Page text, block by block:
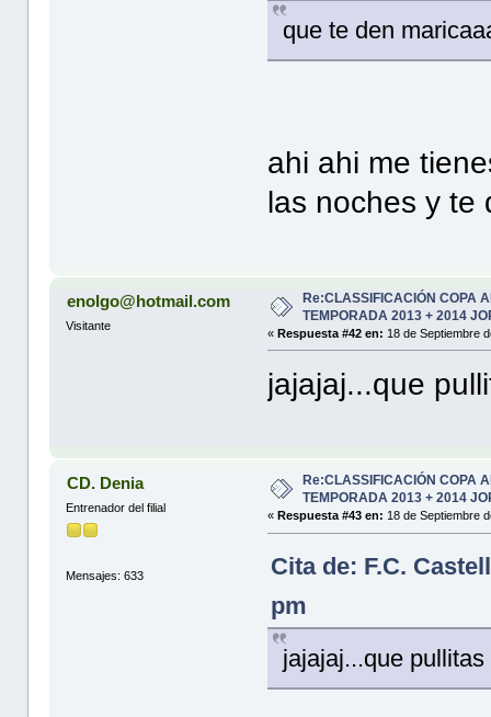
que te den
ahi ahi me
las noches y te
enolgo@hotmail.com
Visitante
Re:CLASSIFICACIÓN COPA
TEMPORADA 2013 + 2014
«Respuesta #42 en: 18 de Septiembre
jajajaj...que
CD. Denia
Entrenador del filial
Mensajes: 633
Re:CLASSIFICACIÓN COPA
TEMPORADA 2013 + 2014
«Respuesta #43 en: 18 de Septiembre
Cita de: F.C.
pm
jajajaj...que